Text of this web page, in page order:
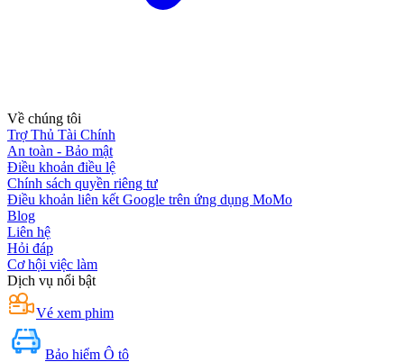
Về chúng tôi
Trợ Thủ Tài Chính
An toàn - Bảo mật
Điều khoản điều lệ
Chính sách quyền riêng tư
Điều khoản liên kết Google trên ứng dụng MoMo
Blog
Liên hệ
Hỏi đáp
Cơ hội việc làm
Dịch vụ nổi bật
Vé xem phim
Bảo hiểm Ô tô